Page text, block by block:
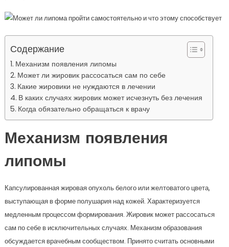
Содержание
Механизм появления липомы
Может ли жировик рассосаться сам по себе
Какие жировики не нуждаются в лечении
В каких случаях жировик может исчезнуть без лечения
Когда обязательно обращаться к врачу
Механизм появления
липомы
Капсулированная жировая опухоль белого или желтоватого цвета,
выступающая в форме полушария над кожей. Характеризуется
медленным процессом формирования. Жировик может рассосаться
сам по себе в исключительных случаях. Механизм образования
обсуждается врачебным сообществом. Принято считать основными